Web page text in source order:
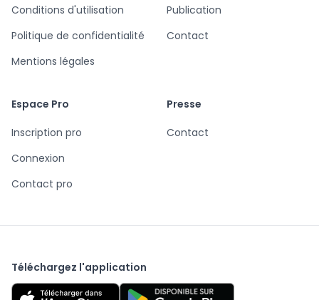
Conditions d'utilisation
Politique de confidentialité
Mentions légales
Publication
Contact
Espace Pro
Inscription pro
Connexion
Contact pro
Presse
Contact
Téléchargez l'application